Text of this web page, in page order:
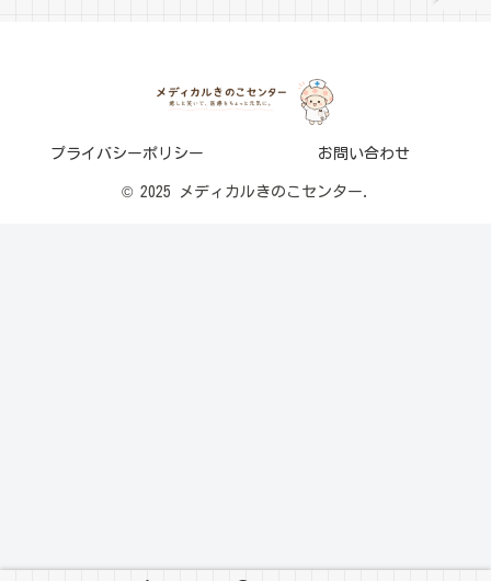
プライバシーポリシー お問い合わせ
© 2025 メディカルきのこセンター.